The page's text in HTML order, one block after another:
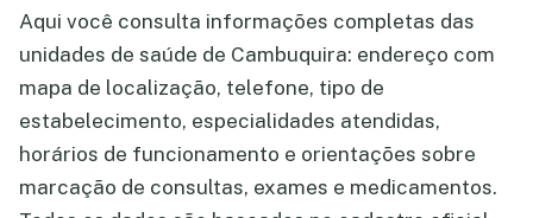
Aqui você consulta informações completas das
unidades de saúde de Cambuquira: endereço com
mapa de localização, telefone, tipo de
estabelecimento, especialidades atendidas,
horários de funcionamento e orientações sobre
marcação de consultas, exames e medicamentos.